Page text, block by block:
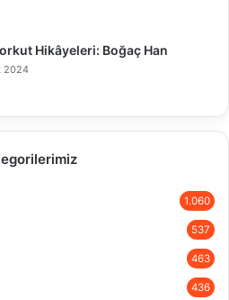
Hikâyeleri: Boğaç Han
2024
1.060
537
463
436